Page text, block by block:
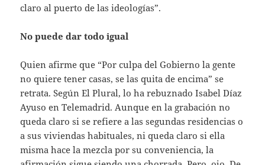
claro al puerto de las ideologías”.
No puede dar todo igual
Quien afirme que “Por culpa del Gobierno la gente
no quiere tener casas, se las quita de encima” se
retrata. Según El Plural, lo ha rebuznado Isabel Díaz
Ayuso en Telemadrid. Aunque en la grabación no
queda claro si se refiere a las segundas residencias o
a sus viviendas habituales, ni queda claro si ella
misma hace la mezcla por su conveniencia, la